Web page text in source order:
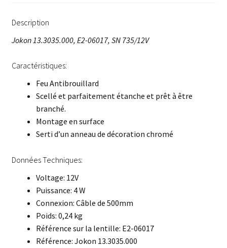
Description
Jokon 13.3035.000, E2-06017, SN 735/12V
Caractéristiques:
Feu Antibrouillard
Scellé et parfaitement étanche et prêt à être
branché.
Montage en surface
Serti d’un anneau de décoration chromé
Données Techniques:
Voltage: 12V
Puissance: 4 W
Connexion: Câble de 500mm
Poids: 0,24 kg
Référence sur la lentille: E2-06017
Référence: Jokon 13.3035.000